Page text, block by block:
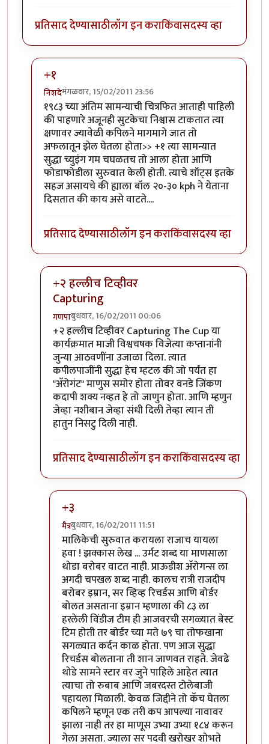
प्रतिसाद देण्यासाठीलॉग इन कराकिंवासदस्य व्हा
+१
निशदेमंगळवार, 15/02/2011 23:56
In reply toज्युलिअस सीझरbyइन्द्र्राज पवार
१९८३ च्या अंतिम सामन्याची चित्रफित आताही पाहिली
की पाहणारे अजूनही सुटकेचा निश्वास टाकतात त्या
क्षणावर ज्यावेळी कपिलने मागमागे जात तो
अफलातून झेल घेतला होता>> +१ त्या सामन्यात
सुद्धा च्युइंग गम चघळतच तो आला होता आणि
फोडाफोडीला सुरुवात केली होती. त्याचे शॉट्स इतके
सहज असायचे की ह्याला बॉल २०-३० kph ने येताना
दिसतात की काय असे वाटते....
प्रतिसाद देण्यासाठीलॉग इन कराकिंवासदस्य व्हा
+२ हल्लीच टिव्हीवर
Capturing
गणपाबुधवार, 16/02/2011 00:06
In reply to+१byनिशदे
+२ हल्लीच टिव्हीवर Capturing The Cup या
कार्यक्रमात माजी विश्वचषक विजेत्या कप्तानांनी
जुन्या आठवणींना उजाळा दिला. त्यात
कपीलपाजींनी सुद्धा हेच म्हटल की जो पर्यंत हा
"अ‍ॅरोगंट" माणुस समोर होता तोवर वनडे जिंकण
कदापी शक्य नव्हत हे तो जाणुन होता. आणि म्हणुन
जेव्हा नशीबान जेव्हा संधी दिली तेव्हा त्यान ती
हातुन निसटु दिली नाही.
प्रतिसाद देण्यासाठीलॉग इन कराकिंवासदस्य व्हा
+३
मैत्रबुधवार, 16/02/2011 11:51
In reply to+२ हल्लीच टिव्हीवर Capturing
मालिकेची सुरुवात करायला राजाच यायला
हवा ! झक्कास लेख ... उर्मट शब्द या माणसाला
थोडा बरोबर वाटत नाही. प्राऊडीश अ‍ॅरोगन्स ला
अगदी चपखल शब्द नाही. कालच रात्री राजदीप
बरोबर इम्रान, सर व्हिव्ह रिचर्डस आणि बोर्डर
बोलत असताना इम्रान म्हणाला की ८३ ला
हरलेली विंडीज टीम ही आजवरची सगळ्यात बेस्ट
टिम होती तर बोर्डर च्या मते ७९ चा तोफखाना
सगळ्यात कर्दन काळ होता. पण आज सुद्धा
रिचर्डस बोलताना ती शान जाणवत राहते. जेवढे
थोडे सामने स्टार वर जुने पाहिले आहेत त्यात
त्याचा तो रुबाब आणि जबरदस्त टोलेबाजी
पहायला मिळाली. केवळ जिद्दीने तो कॅच घेतला
कपिलने म्हणून एक तरी कप आपल्या नावावर
झाला नाही तर हा माणूस उभ्या उभ्या १८४ करून
गेला असता. ज्याला सर पदवी खरोखर शोभते